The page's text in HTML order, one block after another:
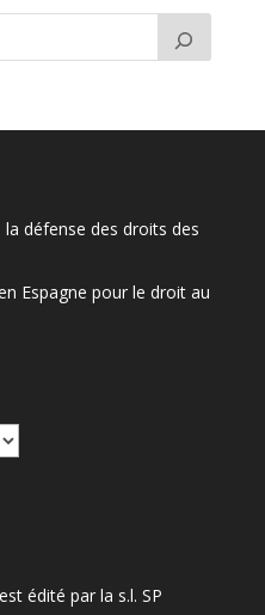
la défense des droits des
Espagne pour le droit au
édité par la s.l. SP